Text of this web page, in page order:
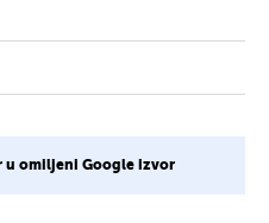
u omiljeni Google izvor